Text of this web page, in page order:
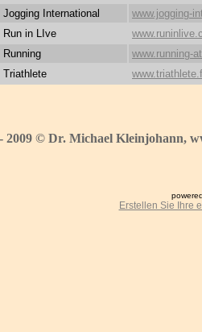
Jogging International
www.jogging-
Run in LIve
Running
www.running-
Triathlete
2009 © Dr. Michael Kleinjohann,
Erstellen Sie Ihre